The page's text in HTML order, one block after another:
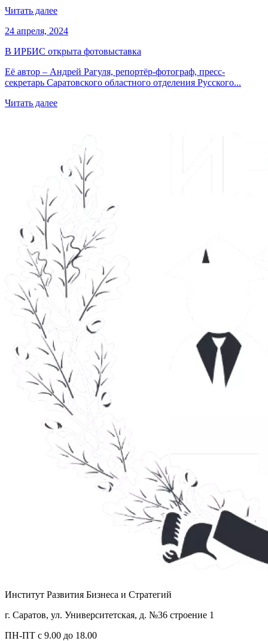
Читать далее
24 апреля, 2024
В ИРБИС открыта фотовыставка
Её автор – Андрей Рагуля, репортёр-фотограф, пресс-
секретарь Саратовского областного отделения Русского...
Читать далее
Институт Развития Бизнеса и Стратегий
г. Саратов, ул. Университетская, д. №36 строение 1
ПН-ПТ с 9.00 до 18.00